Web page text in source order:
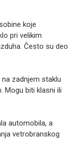
koje
pri velikim
Često su deo
zadnjem staklu
Mogu biti klasni ili
automobila, a
vetrobranskog